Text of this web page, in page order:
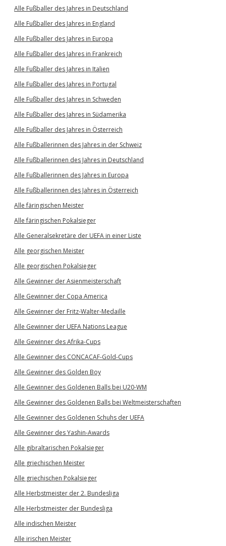
Alle Fußballer des Jahres in Deutschland
Alle Fußballer des Jahres in England
Alle Fußballer des Jahres in Europa
Alle Fußballer des Jahres in Frankreich
Alle Fußballer des Jahres in Italien
Alle Fußballer des Jahres in Portugal
Alle Fußballer des Jahres in Schweden
Alle Fußballer des Jahres in Südamerika
Alle Fußballer des Jahres in Österreich
Alle Fußballerinnen des Jahres in der Schweiz
Alle Fußballerinnen des Jahres in Deutschland
Alle Fußballerinnen des Jahres in Europa
Alle Fußballerinnen des Jahres in Österreich
Alle färingischen Meister
Alle färingischen Pokalsieger
Alle Generalsekretäre der UEFA in einer Liste
Alle georgischen Meister
Alle georgischen Pokalsieger
Alle Gewinner der Asienmeisterschaft
Alle Gewinner der Copa America
Alle Gewinner der Fritz-Walter-Medaille
Alle Gewinner der UEFA Nations League
Alle Gewinner des Afrika-Cups
Alle Gewinner des CONCACAF-Gold-Cups
Alle Gewinner des Golden Boy
Alle Gewinner des Goldenen Balls bei U20-WM
Alle Gewinner des Goldenen Balls bei Weltmeisterschaften
Alle Gewinner des Goldenen Schuhs der UEFA
Alle Gewinner des Yashin-Awards
Alle gibraltarischen Pokalsieger
Alle griechischen Meister
Alle griechischen Pokalsieger
Alle Herbstmeister der 2. Bundesliga
Alle Herbstmeister der Bundesliga
Alle indischen Meister
Alle irischen Meister